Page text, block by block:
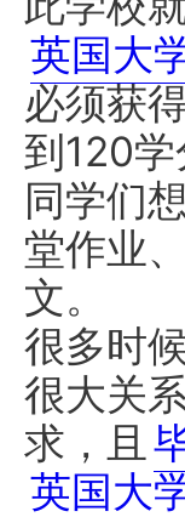
英国大
必须获
到120
同学们
堂作业
文。
很多时
很大关
求，且
英国大